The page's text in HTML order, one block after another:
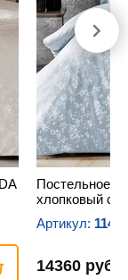
Постельное
хлопковый
Артикул:
14360 руб.